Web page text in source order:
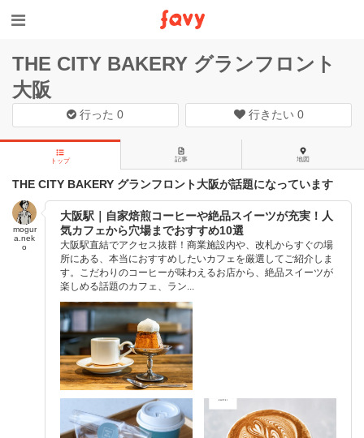
THE CITY BAKERY グランフロント
大阪
行った0 行きたい 0
トップ 記事 地図
THE CITY BAKERY グランフロント大阪が話題になっています
mogur
a.nek
o
大阪駅｜自家焙煎コーヒーや絶品スイーツが充実！人
気カフェから穴場までおすすめ10選
大阪駅直結でアクセス抜群！商業施設内や、改札からすぐの場
所にある、本当におすすめしたいカフェを厳選してご紹介しま
す。こだわりのコーヒーが味わえるお店から、絶品スイーツが
楽しめる話題のカフェ、ラン...